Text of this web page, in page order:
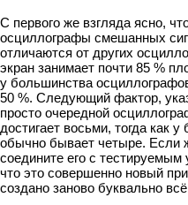
С первого же взгляда ясно,
осциллографы смешанных
отличаются от других
экран занимает почти 85 %
у большинства
50 %. Следующий фактор,
просто очередной
достигает восьми, тогда как
обычно бывает четыре. Если
соедините его с тестируемым
что это совершенно новый
создано заново буквально